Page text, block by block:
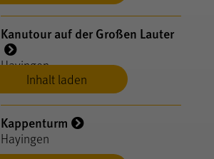
Inhalt laden
Kanutour auf der Großen Lauter
Hayingen
Kappenturm
Hayingen